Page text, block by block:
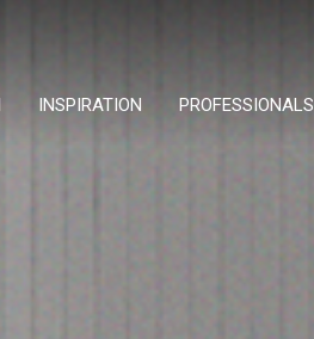
INSPIRATION PROFESSIONALS